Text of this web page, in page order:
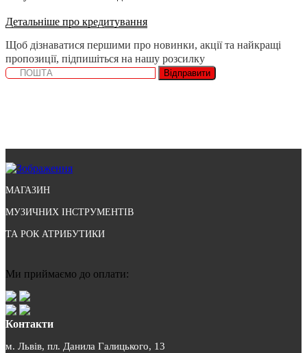
Детальніше про кредитування
Щоб дізнаватися першими про новинки, акції та найкращі
пропозиції, підпишіться на нашу розсилку
Відправити
МАГАЗИН
МУЗИЧНИХ ІНСТРУМЕНТІВ
ТА РОК АТРИБУТИКИ
Ми приймаємо до оплати:
Контакти
м. Львів, пл. Данила Галицького, 13